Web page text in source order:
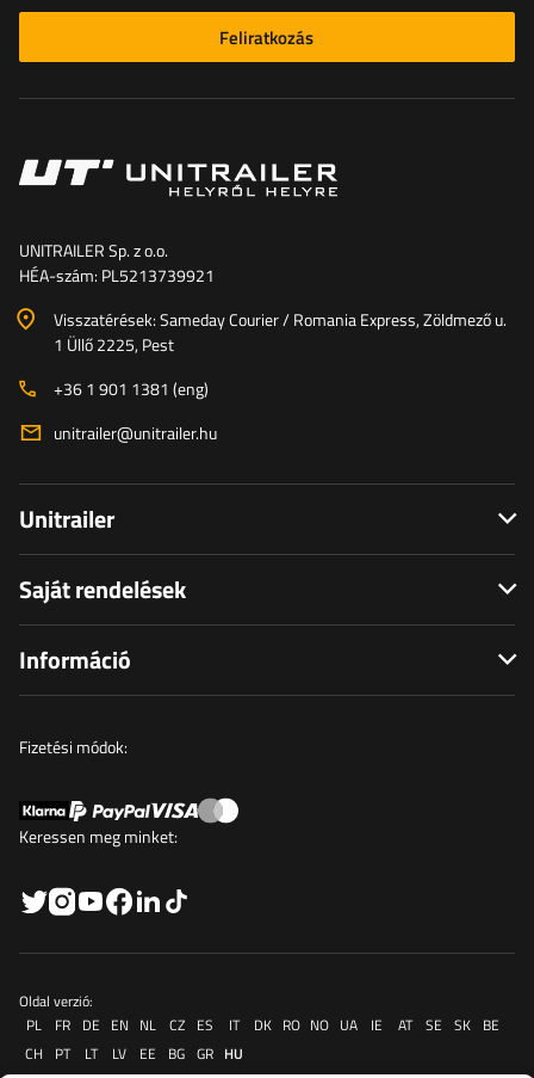
Feliratkozás
UNITRAILER Sp. z o.o.
HÉA-szám: PL5213739921
Visszatérések: Sameday Courier / Romania Express, Zöldmező u.
1 Üllő 2225, Pest
+36 1 901 1381 (eng)
unitrailer@unitrailer.hu
Unitrailer
Saját rendelések
Információ
Fizetési módok:
Keressen meg minket:
Oldal verzió:
PL
FR DE EN NL CZ ES IT DK RO NO UA IE AT SE SK BE
CH
PT LT LV EE BG GR HU